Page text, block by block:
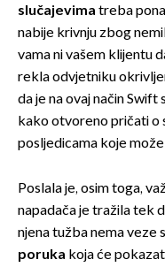
slučajevima treba
nabije krivnju zbog
vama ni vašem klijentu
rekla odvjetniku
da je na ovaj način
kako otvoreno pričati o
posljedicama koje
Poslala je, osim toga,
napadača je tražila tek
njena tužba nema veze
poruka koja će